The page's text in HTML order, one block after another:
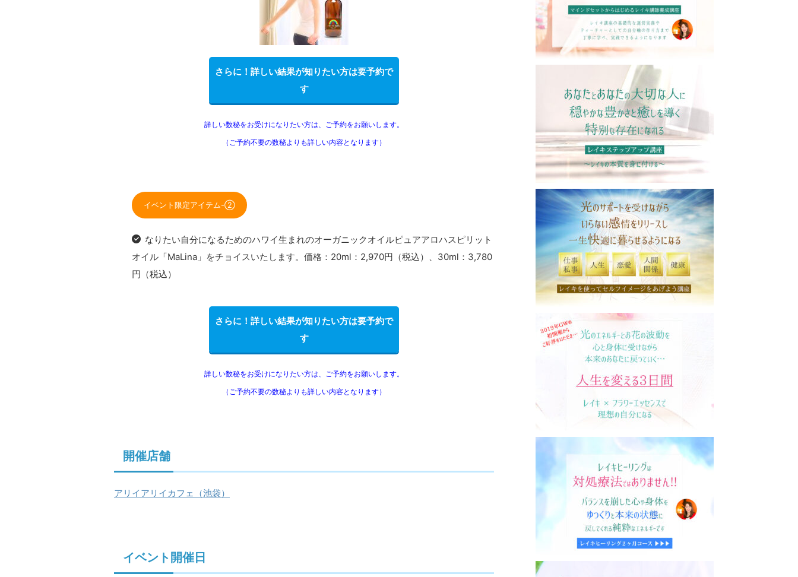
さらに！詳しい結果が知りたい方は要予約で
す
詳しい数秘をお受けになりたい方は、ご予約をお願いします。
（ご予約不要の数秘よりも詳しい内容となります）
イベント限定アイテム-➁
なりたい自分になるためのハワイ生まれのオーガニックオイルピュアアロハスピリット
オイル「MaLina」をチョイスいたします。価格： 20ml：2,970円（税込）、30ml：3,780
円（税込）
さらに！詳しい結果が知りたい方は要予約で
す
詳しい数秘をお受けになりたい方は、ご予約をお願いします。
（ご予約不要の数秘よりも詳しい内容となります）
開催店舗
アリイアリイカフェ（池袋）
イベント開催日